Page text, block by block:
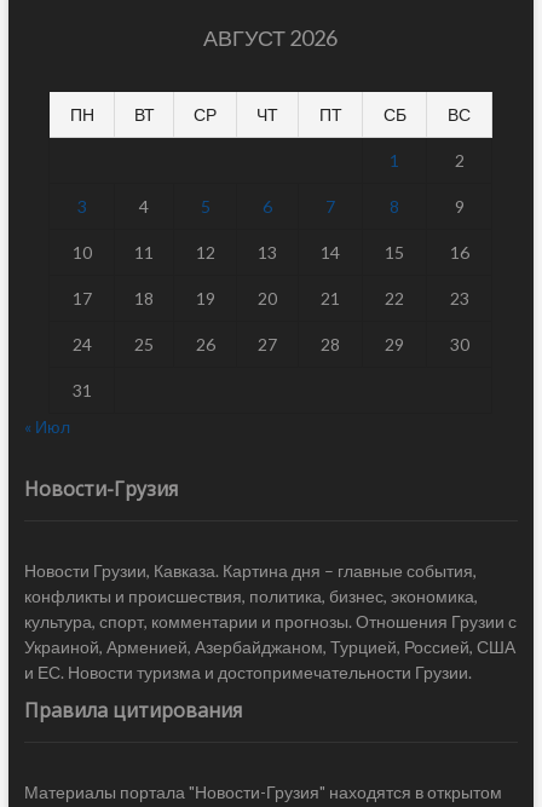
АВГУСТ 2026
ПН ВТ СР ЧТ ПТ СБ ВС
1 2
3 4 5 6 7 8 9
10 11 12 13 14 15 16
17 18 19 20 21 22 23
24 25 26 27 28 29 30
31
« Июл
Новости-Грузия
Новости Грузии, Кавказа. Картина дня – главные события,
конфликты и происшествия, политика, бизнес, экономика,
культура, спорт, комментарии и прогнозы. Отношения Грузии с
Украиной, Арменией, Азербайджаном, Турцией, Россией, США
и ЕС. Новости туризма и достопримечательности Грузии.
Правила цитирования
Материалы портала "Новости-Грузия" находятся в открытом